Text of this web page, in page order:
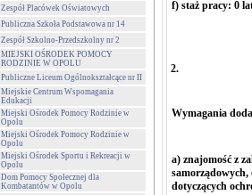
Zespół Placówek Oświatowych
Publiczna Szkoła Podstawowa nr 14
Zespół Szkolno-Przedszkolny nr 2
MIEJSKI OŚRODEK POMOCY
RODZINIE W OPOLU
Publiczne Liceum Ogólnokształcące nr II
Miejskie Centrum Wspomagania
Edukacji
Miejski Ośrodek Pomocy Rodzinie w
Opolu
Miejski Ośrodek Pomocy Rodzinie w
Opolu
Miejski Ośrodek Sportu i Rekreacji w
Opolu
Dom Pomocy Społecznej dla
Kombatantów w Opolu
f) staż pracy: 0
2.
Wymagania
a) znajomość z
dotyczących